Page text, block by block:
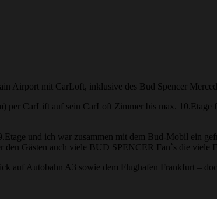
Airport mit CarLoft, inklusive des Bud Spencer
per CarLift auf sein CarLoft Zimmer bis max.
und ich war zusammen mit dem Bud-Mobil ein
Gästen auch viele BUD SPENCER Fan`s die viele
auf Autobahn A3 sowie dem Flughafen Frankfurt –